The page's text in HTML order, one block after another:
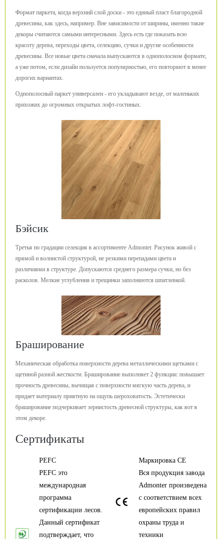
Формат паркета, когда верхний слой доски - это единый пласт благородной
древесины, как здесь, например. Вне зависимости от ширины, именно такие
декоры считаются самыми интересными. Здесь есть где показать всю
красоту дерева, переходы цвета, селекцию, сучки и другие особенности
древесины. Все новые цвета сначала выпускаются в однополосном формате,
а уже потом, если дизайн пользуется популярностью, его повторяют в менее
дорогих вариантах.
Однополосный паркет универсален - его укладывают везде, от маленьких
прихожих до огромных открытых лофт-гостиных.
Бэйсик
Третья по градации селекция в ассортименте Admonter. Рисунок живой с
прямой и волнистой структурой, не резкими перепадами цвета и
различиями в структуре. Допускаются среднего размера сучки, но без
расколов. Мелкие углубления и трещинки заполняются шпатлевкой.
Браширование
Механическая обработка поверхности дерева металлическими щетками с
щетиной разной жесткости. Браширование выполняет 2 функции: повышает
прочность древесины, вычищая с поверхности мягкую часть дерева, и
придает материалу приятную на ощупь шероховатость. Эстетически
браширование подчеркивает зернистость древесной структуры, как вот в
этом декоре.
Сертификаты
Маркировка CE
Вся продукция завода
Admonter произведена
с соответствием всех
европейских правил
охраны труда и
техники
PEFC
PEFC это
международная
программа
сертификации лесов.
Данный сертификат
подтверждает, что